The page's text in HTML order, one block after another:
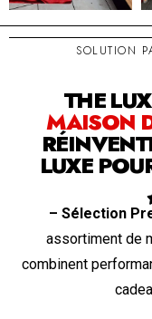
SOLUTION
THE
MAISON
LUXE
– Sélection
assortiment de
combinent